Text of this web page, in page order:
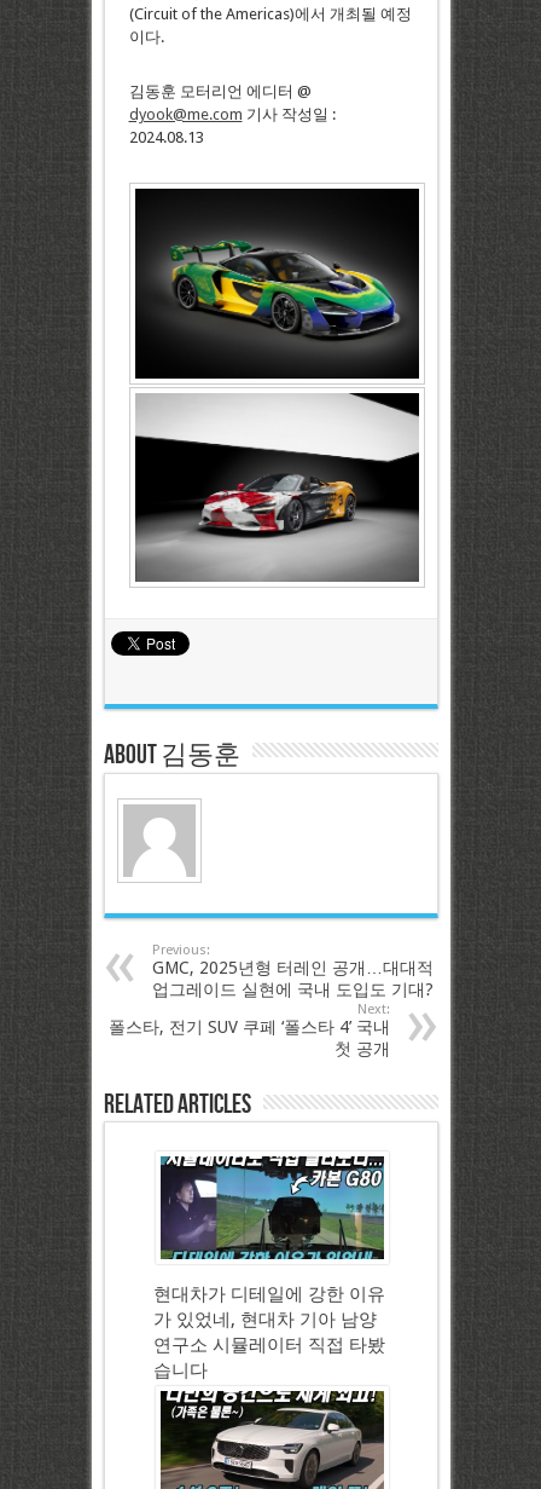
(Circuit of the Americas)에서 개최될 예정
이다.
김동훈 모터리언 에디터 @
dyook@me.com 기사 작성일 :
2024.08.13
About 김동훈
Previous:
GMC, 2025년형 터레인 공개…대대적
업그레이드 실현에 국내 도입도 기대?
Next:
폴스타, 전기 SUV 쿠페 ‘폴스타 4’ 국내
첫 공개
Related Articles
현대차가 디테일에 강한 이유
가 있었네, 현대차 기아 남양
연구소 시뮬레이터 직접 타봤
습니다